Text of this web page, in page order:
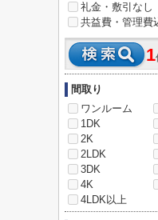
礼金・敷引なし
共益費・管理費
1
間取り
ワンルーム
1DK
2K
2LDK
3DK
4K
4LDK以上